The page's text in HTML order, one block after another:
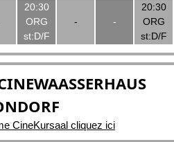
20:30
ORG
st:D/F
- -
20:30
ORG
st:D/F
CineKursaal cliquez ici